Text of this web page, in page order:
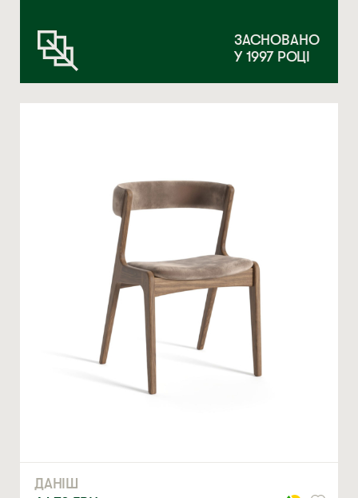
ЗАСНОВАНО
У 1997 РОЦІ
ДАНІШ
Ми відкриті для співпраці з компаніями, які займаються
облаштуванням житлової та комерційної нерухомості
НОМЕР ТЕЛЕФОНУ *